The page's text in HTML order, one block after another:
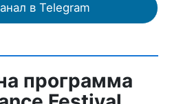
в Telegram
программа